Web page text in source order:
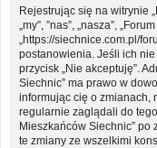
Rejestrując się na witrynie
„my”, ”nas”, „nasza”,
„https://siechnice.com.pl/
postanowienia. Jeśli ich
przycisk „Nie akceptuję”.
Siechnic” ma prawo w
informując cię o zmianach,
regularnie zaglądali do
Mieszkańców Siechnic”
te zmiany ze wszelkimi